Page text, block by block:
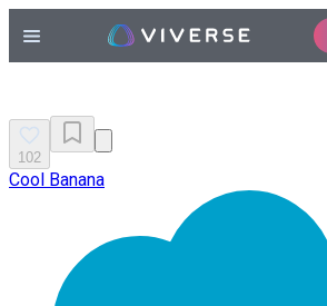
102
Cool Banana